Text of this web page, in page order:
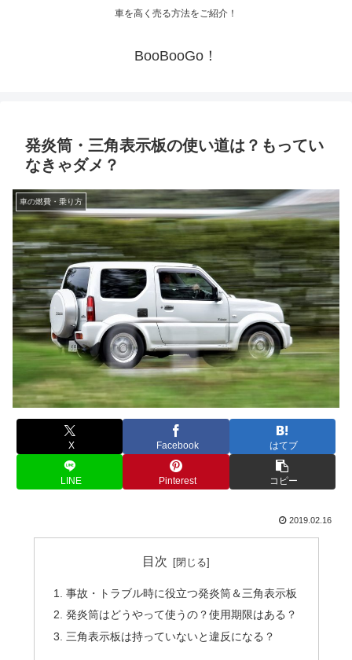
車を高く売る方法をご紹介！
BooBooGo！
発炎筒・三角表示板の使い道は？もってい
なきゃダメ？
車の燃費・乗り方
X Facebook はてブ
LINE Pinterest コピー
2019.02.16
目次
事故・トラブル時に役立つ発炎筒＆三角表示板
発炎筒はどうやって使うの？使用期限はある？
三角表示板は持っていないと違反になる？